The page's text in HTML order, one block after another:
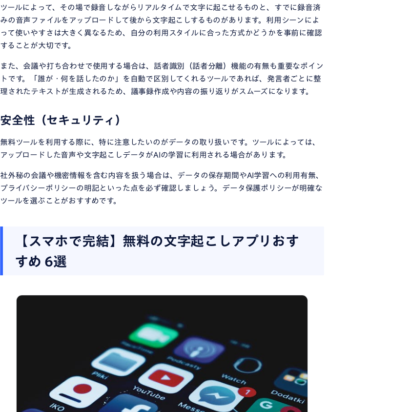
ツールによって、その場で録音しながらリアルタイムで文字に起こせるものと、すでに録音済
みの音声ファイルをアップロードして後から文字起こしするものがあります。利用シーンによ
って使いやすさは大きく異なるため、自分の利用スタイルに合った方式かどうかを事前に確認
することが大切です。
また、会議や打ち合わせで使用する場合は、話者識別（話者分離）機能の有無も重要なポイン
トです。「誰が・何を話したのか」を自動で区別してくれるツールであれば、発言者ごとに整
理されたテキストが生成されるため、議事録作成や内容の振り返りがスムーズになります。
安全性（セキュリティ）
無料ツールを利用する際に、特に注意したいのがデータの取り扱いです。ツールによっては、
アップロードした音声や文字起こしデータがAIの学習に利用される場合があります。
社外秘の会議や機密情報を含む内容を扱う場合は、データの保存期間やAI学習への利用有無、
プライバシーポリシーの明記といった点を必ず確認しましょう。データ保護ポリシーが明確な
ツールを選ぶことがおすすめです。
【スマホで完結】無料の文字起こしアプリおす
すめ 6選